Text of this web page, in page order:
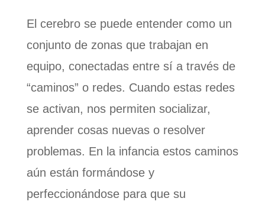
El cerebro se puede entender como un
conjunto de zonas que trabajan en
equipo, conectadas entre sí a través de
“caminos” o redes. Cuando estas redes
se activan, nos permiten socializar,
aprender cosas nuevas o resolver
problemas. En la infancia estos caminos
aún están formándose y
perfeccionándose para que su